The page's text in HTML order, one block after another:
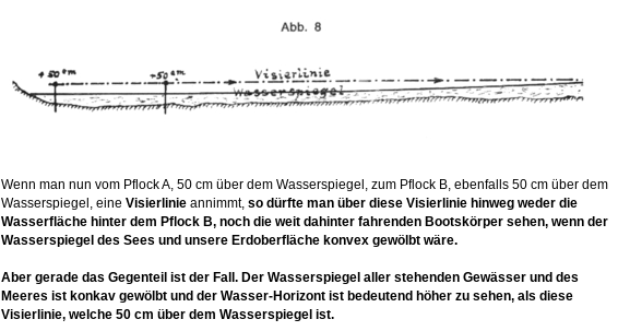
Wenn man nun vom Pflock A, 50 cm über dem Wasserspiegel, zum Pflock B, ebenfalls 50 cm über dem
Wasserspiegel, eine Visierlinie annimmt, so dürfte man über diese Visierlinie hinweg weder die
Wasserfläche hinter dem Pflock B, noch die weit dahinter fahrenden Bootskörper sehen, wenn der
Wasserspiegel des Sees und unsere Erdoberfläche konvex gewölbt wäre.
Aber gerade das Gegenteil ist der Fall. Der Wasserspiegel aller stehenden Gewässer und des
Meeres ist konkav gewölbt und der Wasser-Horizont ist bedeutend höher zu sehen, als diese
Visierlinie, welche 50 cm über dem Wasserspiegel ist.